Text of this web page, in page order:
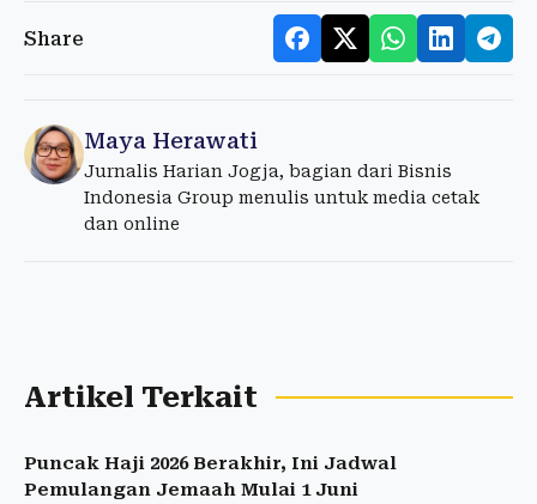
Share
Maya Herawati
Jurnalis Harian Jogja, bagian dari Bisnis
Indonesia Group menulis untuk media cetak
dan online
Artikel Terkait
Puncak Haji 2026 Berakhir, Ini Jadwal
Pemulangan Jemaah Mulai 1 Juni